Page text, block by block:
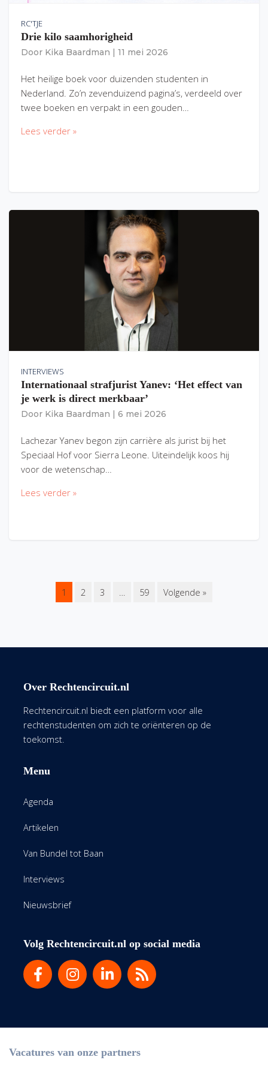
RC'TJE
Drie kilo saamhorigheid
Door Kika Baardman 11 mei 2026
Het heilige boek voor duizenden studenten in
Nederland. Zo’n zevenduizend pagina’s, verdeeld over
twee boeken en verpakt in een gouden…
Lees verder »
INTERVIEWS
Internationaal strafjurist Yanev: ‘Het effect van
je werk is direct merkbaar’
Door Kika Baardman 6 mei 2026
Lachezar Yanev begon zijn carrière als jurist bij het
Speciaal Hof voor Sierra Leone. Uiteindelijk koos hij
voor de wetenschap…
Lees verder »
1 2 3 … 59 Volgende »
Over Rechtencircuit.nl
Rechtencircuit.nl biedt een platform voor alle
rechtenstudenten om zich te oriënteren op de
toekomst.
Menu
Agenda
Artikelen
Van Bundel tot Baan
Interviews
Nieuwsbrief
Volg Rechtencircuit.nl op social media
Vacatures van onze partners